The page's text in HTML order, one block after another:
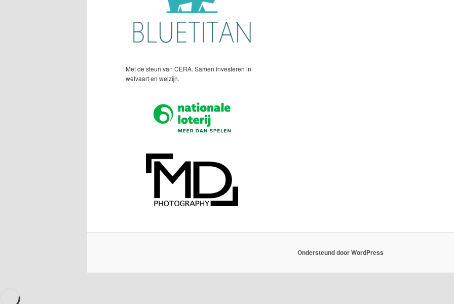
Met de steun van CERA. Samen investeren in
welvaart en welzijn.
Ondersteund door WordPress